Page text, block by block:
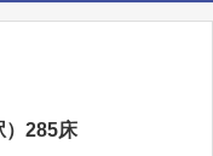
）285床